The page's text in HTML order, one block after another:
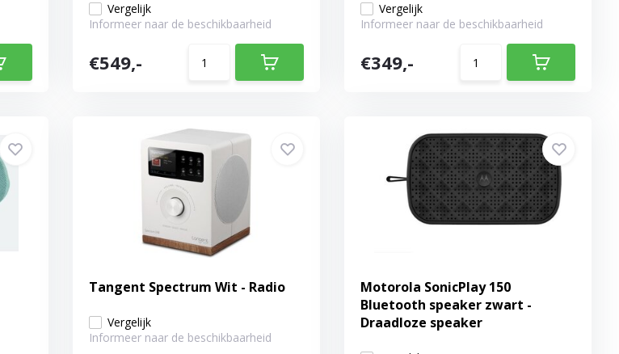
Vergelijk
Informeer naar de beschikbaarheid
€549,-
Vergelijk
Informeer naar de beschikbaarheid
€349,-
Tangent Spectrum Wit - Radio
Vergelijk
Informeer naar de beschikbaarheid
Motorola SonicPlay 150
Bluetooth speaker zwart -
Draadloze speaker